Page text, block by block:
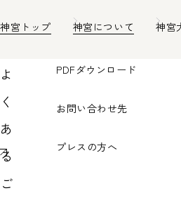
神宮トップ 神宮について 神宮
よ
く
あ
る
ご
PDFダウンロード
お問い合わせ先
プレスの方へ